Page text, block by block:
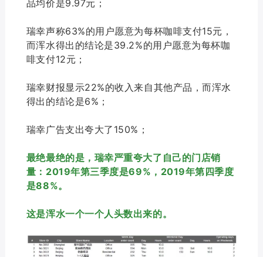
品均价是9.97元；
瑞幸声称63%的用户愿意为每杯咖啡支付15元，
而浑水得出的结论是39.2%的用户愿意为每杯咖
啡支付12元 ；
瑞幸财报显示22%的收入来自其他产品，而浑水
得出的结论是6%；
瑞幸广告支出夸大了150%；
最绝最绝的是，瑞幸严重夸大了自己的门店销
量：2019年第三季度是69% ，2019年第四季度
是88%。
这是浑水一个一个人头数出来的。